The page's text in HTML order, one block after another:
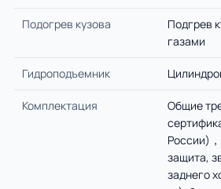
Подогрев кузова
Подгрев
газами
Гидроподъемник
Комплектация
Общие
России)
защита,
заднего